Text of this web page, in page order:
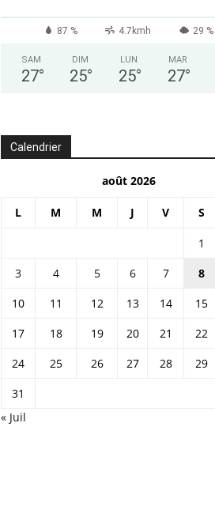
87 % 4.7kmh 29 %
SAM
27°
DIM
25°
LUN
25°
MAR
27°
Calendrier
août 2026
L M M J V S
1
3
4 5 6 7 8
10
11 12 13 14 15
17
18 19 20 21 22
24
25 26 27 28 29
31
« Juil